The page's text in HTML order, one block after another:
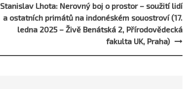
Stanislav Lhota: Nerovný boj o prostor – soužití lidí
a ostatních primátů na indonéském souostroví (17.
ledna 2025 – Živě Benátská 2, Přírodovědecká
fakulta UK, Praha)